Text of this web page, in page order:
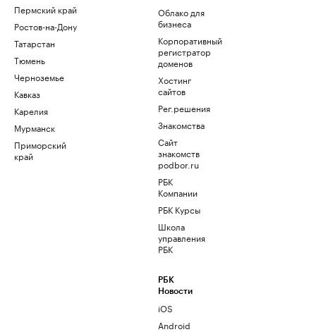
Пермский край
Ростов-на-Дону
Татарстан
Тюмень
Черноземье
Кавказ
Карелия
Мурманск
Приморский
край
Облако для
бизнеса
Корпоративный
регистратор
доменов
Хостинг
сайтов
Рег.решения
Знакомства
Сайт
знакомств
podbor.ru
РБК
Компании
РБК Курсы
Школа
управления
РБК
РБК
Новости
iOS
Android